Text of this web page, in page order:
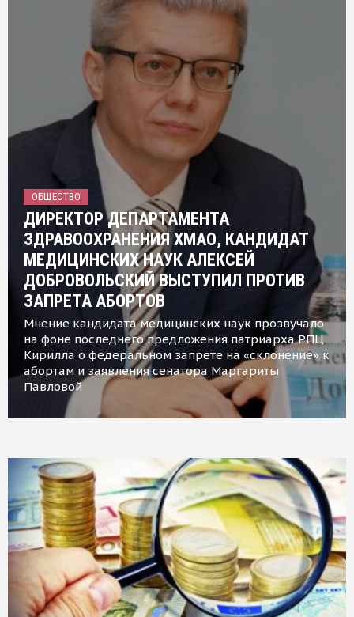
ОБЩЕСТВО
ДИРЕКТОР ДЕПАРТАМЕНТА
ЗДРАВООХРАНЕНИЯ ХМАО, КАНДИДАТ
МЕДИЦИНСКИХ НАУК АЛЕКСЕЙ
ДОБРОВОЛЬСКИЙ ВЫСТУПИЛ ПРОТИВ
ЗАПРЕТА АБОРТОВ
Мнение кандидата медицинских наук прозвучало
на фоне последнего предложения патриарха РПЦ
Кирилла о федеральном запрете на «склонение» к
абортам и заявления сенатора Маргариты
Павловой